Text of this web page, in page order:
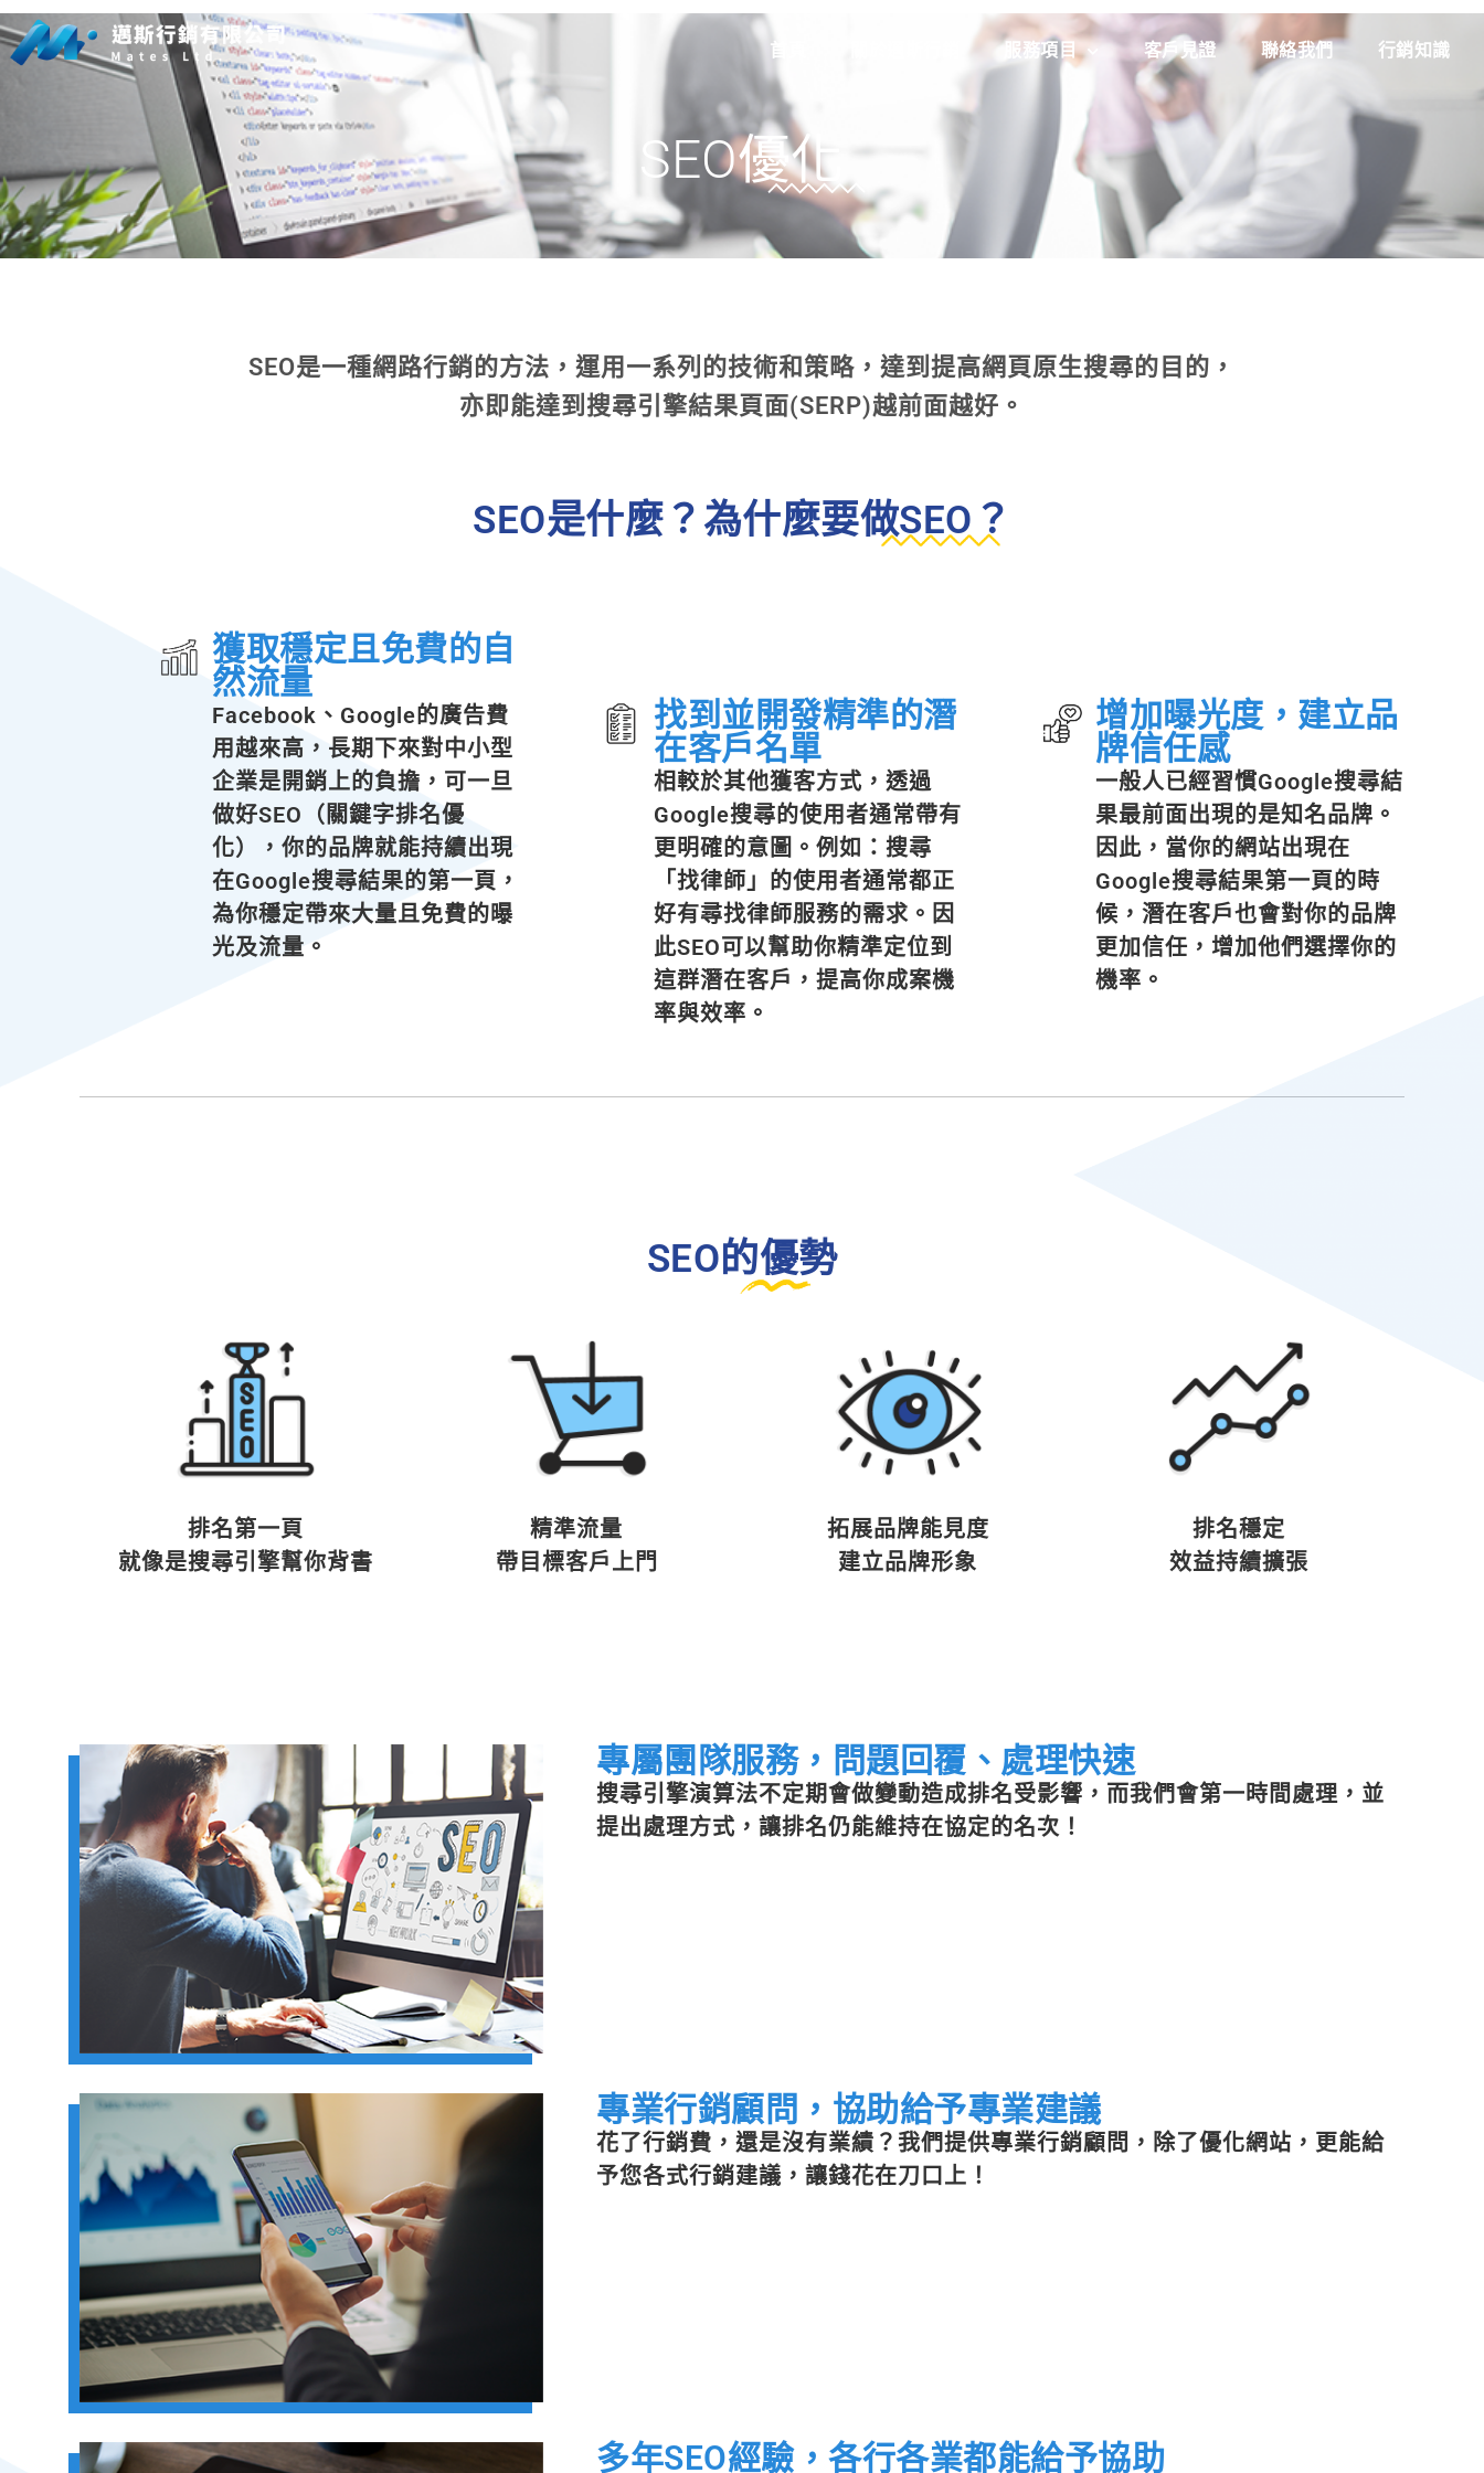
首頁 服務項目 客戶見證 聯絡我們 行銷知識
SEO優化
SEO是一種網路行銷的方法，運用一系列的技術和策略，達到提高網頁原生搜尋的目的，
亦即能達到搜尋引擎結果頁面(SERP)越前面越好。
SEO是什麼？為什麼要做SEO？
獲取穩定且免費的自
然流量
Facebook、Google的廣告費
用越來高，長期下來對中小型
企業是開銷上的負擔，可一旦
做好SEO（關鍵字排名優
化），你的品牌就能持續出現
在Google搜尋結果的第一頁，
為你穩定帶來大量且免費的曝
光及流量。
找到並開發精準的潛
在客戶名單
相較於其他獲客方式，透過
Google搜尋的使用者通常帶有
更明確的意圖。例如：搜尋
「找律師」的使用者通常都正
好有尋找律師服務的需求。因
此SEO可以幫助你精準定位到
這群潛在客戶，提高你成案機
率與效率。
增加曝光度，建立品
牌信任感
一般人已經習慣Google搜尋結
果最前面出現的是知名品牌。
因此，當你的網站出現在
Google搜尋結果第一頁的時
候，潛在客戶也會對你的品牌
更加信任，增加他們選擇你的
機率。
SEO的優勢
排名第一頁
就像是搜尋引擎幫你背書
精準流量
帶目標客戶上門
拓展品牌能見度
建立品牌形象
排名穩定
效益持續擴張
專屬團隊服務，問題回覆、處理快速
搜尋引擎演算法不定期會做變動造成排名受影響，而我們會第一時間處理，並
提出處理方式，讓排名仍能維持在協定的名次！
專業行銷顧問，協助給予專業建議
花了行銷費，還是沒有業績？我們提供專業行銷顧問，除了優化網站，更能給
予您各式行銷建議，讓錢花在刀口上！
多年SEO經驗，各行各業都能給予協助